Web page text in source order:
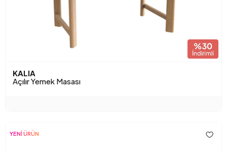
KALIA
Açılır Yemek Masası
YENİ ÜRÜN